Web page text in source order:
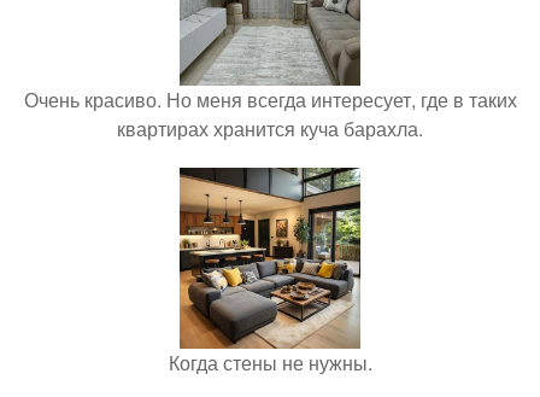
Очень красиво. Но меня всегда интересует, где в таких
квартирах хранится куча барахла.
Когда стены не нужны.